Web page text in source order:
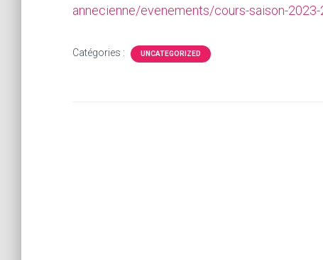
annecienne/evenements/cours-saison-
Catégories : UNCATEGORIZED